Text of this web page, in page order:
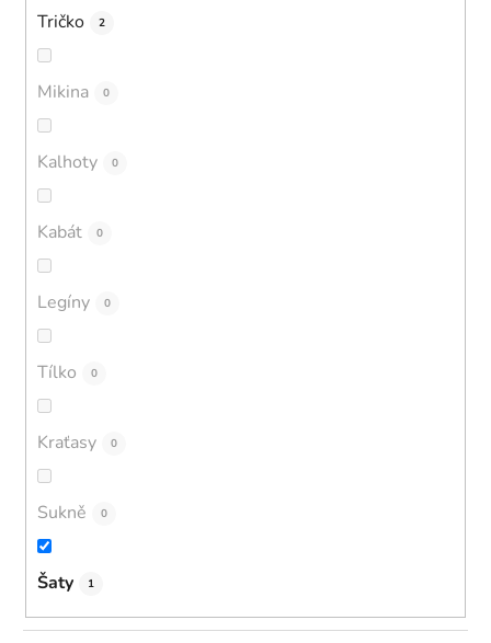
Tričko 2
Mikina 0
Kalhoty 0
Kabát 0
Legíny 0
Tílko 0
Kraťasy 0
Sukně 0
Šaty 1